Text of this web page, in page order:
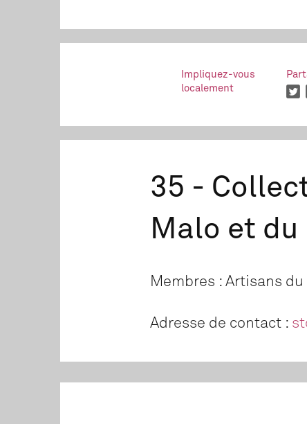
Impliquez-vous
localement
35 -
Malo et du
Membres : Artisans du
Adresse de contact :